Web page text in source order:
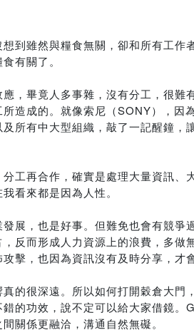
到雖然與糧食無關，卻和所有工作
有關了。
，畢竟人多事雜，沒有分工，很難
造成的。就像索尼（SONY），因
所有中大型組織，敲了一記醒鐘，
工再合作，確實是處理大量資訊、
看來都是因為人性。
展，也是好事。但難免也會有競爭
反而形成人力資源上的浪費，多做
擊，也因為資訊沒有及時分享，才
的很深遠。所以如何打開穀倉大門
的功效，說不定可以給大家借鏡。
關係更融洽，溝通自然無礙。